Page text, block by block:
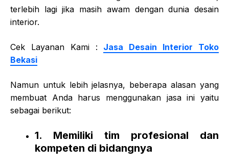
terlebih lagi jika masih awam dengan dunia desain
interior.
Cek Layanan Kami : Jasa Desain Interior Toko
Bekasi
Namun untuk lebih jelasnya, beberapa alasan yang
membuat Anda harus menggunakan jasa ini yaitu
sebagai berikut:
1. Memiliki tim profesional dan
kompeten di bidangnya